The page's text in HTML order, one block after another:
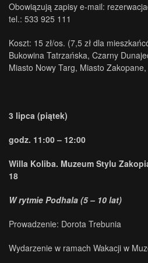
Obowiązują zapisy e-mail:
tel.: 533 925 111
Koszt: 15 zł/os. (7,5 zł dla
Bukowina Tatrzańska, Czarny
Miasto Nowy Targ, Miasto
3 lipca (piątek)
godz. 11:00 – 12:00
Willa Koliba. Muzeum Stylu
18
W rytmie Podhala (5 – 10 lat)
Prowadzenie: Dorota Trebunia
Wydarzenie w ramach Wakacji w